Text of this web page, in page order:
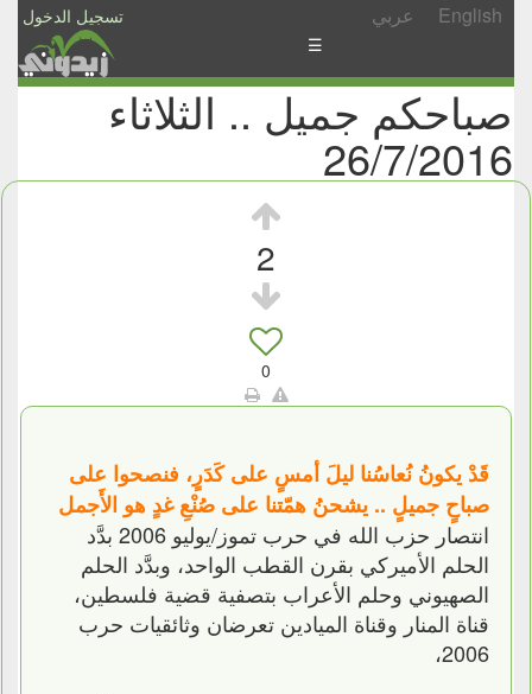
تسجيل الدخول عربي English
الأخبار
والمشاركات
☰
صباحكم جميل .. الثلاثاء
26/7/2016
2
0
قَدْ يكونُ نُعاسُنا ليلَ أمسٍ على كَدَرٍ، فنصحوا على
صباحٍ جميلٍ .. يشحنُ همّتنا على صُنْعِ غدٍ هو الأَجمل
انتصار حزب الله في حرب تموز/يوليو 2006 بدَّد
الحلم الأميركي بقرن القطب الواحد، وبدَّد الحلم
الصهيوني وحلم الأعراب بتصفية قضية فلسطين،
قناة المنار وقناة الميادين تعرضان وثائقيات حرب
2006،